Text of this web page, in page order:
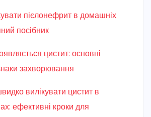
пієлонефрит в домашніх
посібник
цистит: основні
захворювання
вилікувати цистит в
ефективні кроки для